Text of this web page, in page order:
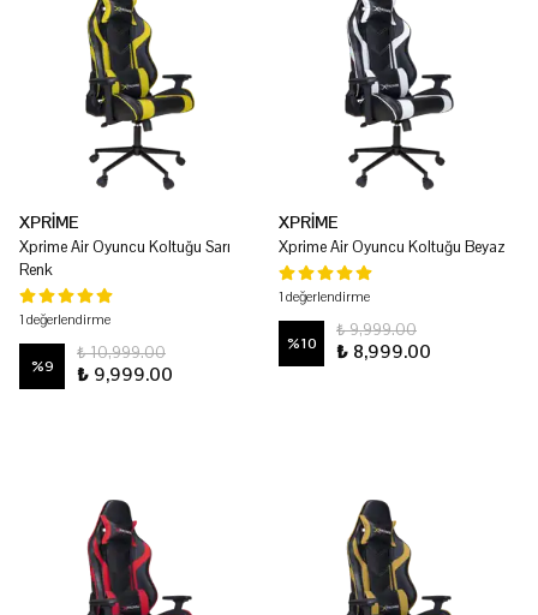
XPRİME
Xprime Air Oyuncu Koltuğu Sarı
Renk
1 değerlendirme
%9
₺ 10,999.00
₺ 9,999.00
XPRİME
Xprime Air Oyuncu Koltuğu Beyaz
1 değerlendirme
%10
₺ 9,999.00
₺ 8,999.00